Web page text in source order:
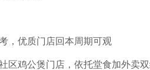
，优质门店回本周期可观
区鸡公煲门店，依托堂食加外卖